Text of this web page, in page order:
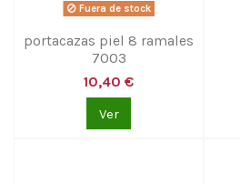
Fuera de stock
portacazas piel 8 ramales
7003
10,40 €
Ver